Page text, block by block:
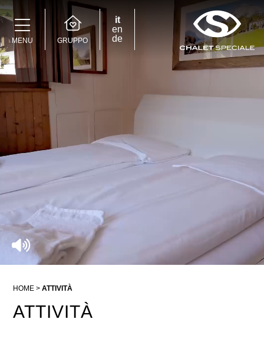
MENU GRUPPO
Speciale Group
Speciale Home
2309 Restaurant
Speciale Ski School
it
en
de
HOME ATTIVITÀ
ATTIVITÀ